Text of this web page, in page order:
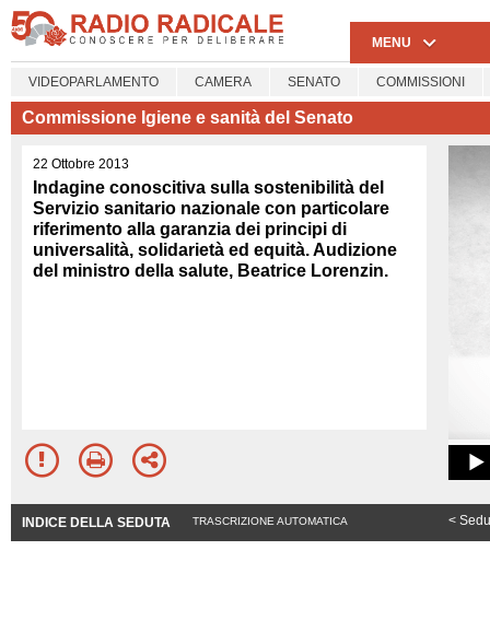
MENU
VIDEOPARLAMENTO CAMERA SENATO COMMISSIONI
Commissione Igiene e sanità del Senato
22 Ottobre 2013
Indagine conoscitiva sulla sostenibilità del
Servizio sanitario nazionale con particolare
riferimento alla garanzia dei principi di
universalità, solidarietà ed equità. Audizione
del ministro della salute, Beatrice Lorenzin.
INDICE DELLA SEDUTA TRASCRIZIONE AUTOMATICA <